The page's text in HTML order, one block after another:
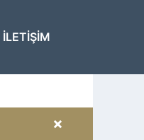
İLETIŞIM
×